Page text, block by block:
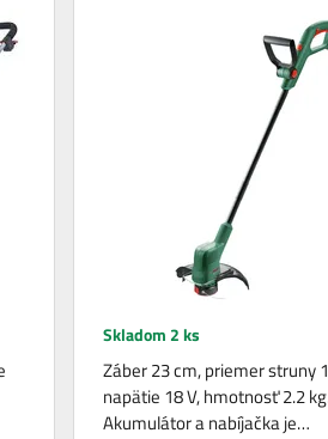
Skladom 2 ks
Záber 23 cm, priemer struny
napätie 18 V, hmotnosť 2.2
Akumulátor a nabíjačka je…